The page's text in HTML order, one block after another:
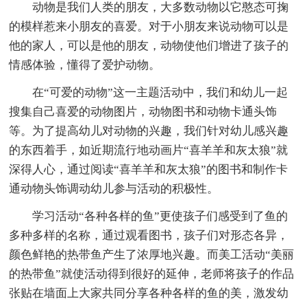
动物是我们人类的朋友，大多数动物以它憨态可掬
的模样惹来小朋友的喜爱。对于小朋友来说动物可以是
他的家人，可以是他的朋友，动物使他们增进了孩子的
情感体验，懂得了爱护动物。
在“可爱的动物”这一主题活动中，我们和幼儿一起
搜集自己喜爱的动物图片，动物图书和动物卡通头饰
等。为了提高幼儿对动物的兴趣，我们针对幼儿感兴趣
的东西着手，如近期流行地动画片“喜羊羊和灰太狼”就
深得人心，通过阅读“喜羊羊和灰太狼”的图书和制作卡
通动物头饰调动幼儿参与活动的积极性。
学习活动“各种各样的鱼”更使孩子们感受到了鱼的
多种多样的名称，通过观看图书，孩子们对形态各异，
颜色鲜艳的热带鱼产生了浓厚地兴趣。而美工活动“美丽
的热带鱼”就使活动得到很好的延伸，老师将孩子的作品
张贴在墙面上大家共同分享各种各样的鱼的美，激发幼